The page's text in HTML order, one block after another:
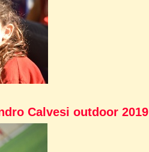
Calvesi outdoor 2019